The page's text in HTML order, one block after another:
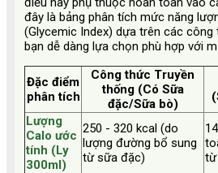
đây là bảng phân tích mức năng
(Glycemic Index) dựa trên các công
bạn dễ dàng lựa chọn phù hợp với
Đặc điểm
phân tích
Công thức Truyền
thống (Có Sữa
đặc/Sữa bò)
Lượng
Calo ước
tính (Ly
300ml)
250 - 320 kcal (do
lượng đường bổ sung
từ sữa đặc)
từ